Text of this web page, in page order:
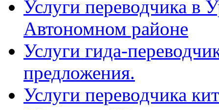
Услуги переводчика в
Автономном районе
Услуги гида-
предложения.
Услуги переводчика